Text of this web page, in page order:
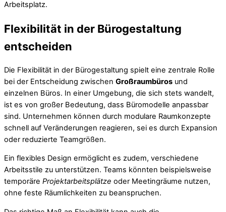
Arbeitsplatz.
Flexibilität in der Bürogestaltung
entscheiden
Die Flexibilität in der Bürogestaltung spielt eine zentrale Rolle
bei der Entscheidung zwischen Großraumbüros und
einzelnen Büros. In einer Umgebung, die sich stets wandelt,
ist es von großer Bedeutung, dass Büromodelle anpassbar
sind. Unternehmen können durch modulare Raumkonzepte
schnell auf Veränderungen reagieren, sei es durch Expansion
oder reduzierte Teamgrößen.
Ein flexibles Design ermöglicht es zudem, verschiedene
Arbeitsstile zu unterstützen. Teams könnten beispielsweise
temporäre Projektarbeitsplätze oder Meetingräume nutzen,
ohne feste Räumlichkeiten zu beanspruchen.